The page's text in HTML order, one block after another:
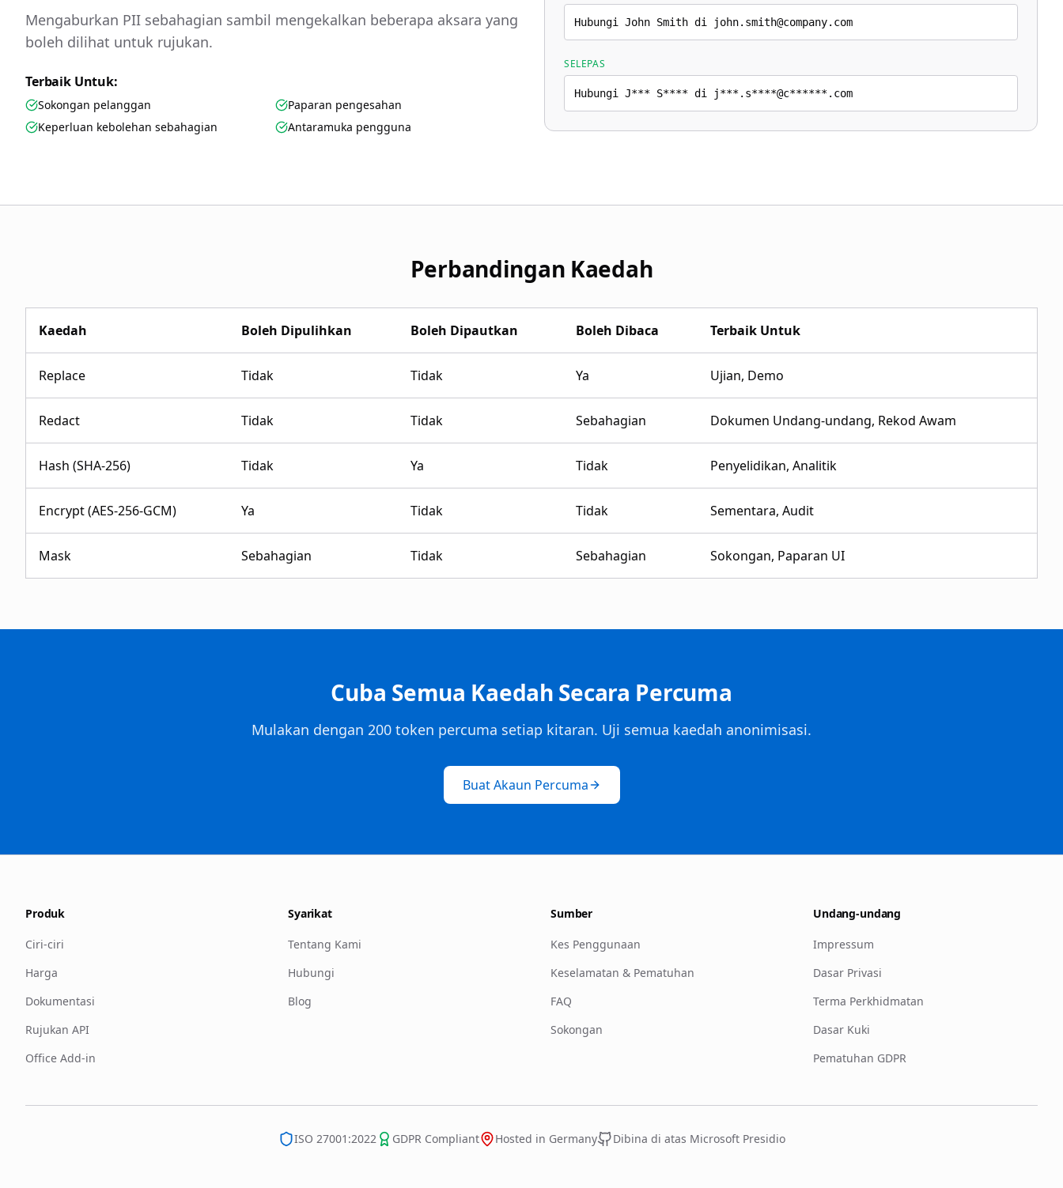
Mengaburkan PII sebahagian sambil mengekalkan beberapa aksara yang
boleh dilihat untuk rujukan.
Terbaik Untuk:
Sokongan pelanggan
Paparan pengesahan
Keperluan kebolehan sebahagian
Antaramuka pengguna
Hubungi John Smith di john.smith@company.com
SELEPAS
Hubungi J*** S**** di j***.s****@c******.com
Perbandingan Kaedah
Kaedah Boleh Dipulihkan Boleh Dipautkan Boleh Dibaca Terbaik Untuk
Replace Tidak Tidak Ya Ujian, Demo
Redact Tidak Tidak Sebahagian Dokumen Undang-undang, Rekod Awam
Hash (SHA-256) Tidak Ya Tidak Penyelidikan, Analitik
Encrypt (AES-256-GCM) Ya Tidak Tidak Sementara, Audit
Mask Sebahagian Tidak Sebahagian Sokongan, Paparan UI
Cuba Semua Kaedah Secara Percuma
Mulakan dengan 200 token percuma setiap kitaran. Uji semua kaedah anonimisasi.
Buat Akaun Percuma
Produk
Ciri-ciri
Harga
Dokumentasi
Rujukan API
Office Add-in
Syarikat
Tentang Kami
Hubungi
Blog
Sumber
Kes Penggunaan
Keselamatan & Pematuhan
FAQ
Sokongan
Undang-undang
Impressum
Dasar Privasi
Terma Perkhidmatan
Dasar Kuki
Pematuhan GDPR
ISO 27001:2022 GDPR Compliant Hosted in Germany Dibina di atas Microsoft Presidio